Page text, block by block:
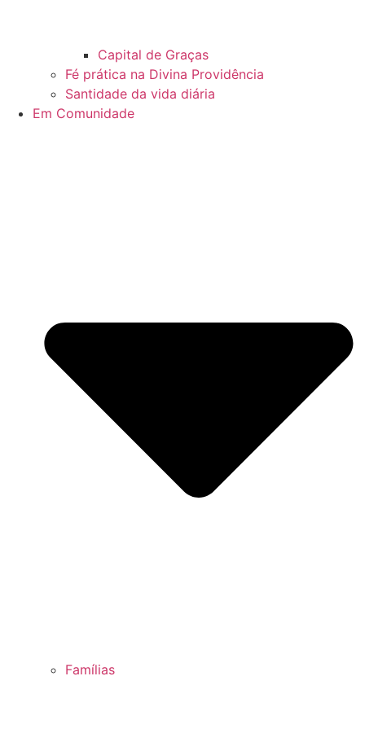
Capital de Graças
Fé prática na Divina Providência
Santidade da vida diária
Em Comunidade
Famílias